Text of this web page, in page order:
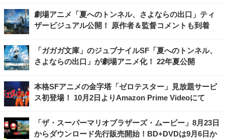
劇場アニメ「夏へのトンネル、さよならの出口」ティ
ザービジュアル公開！ 原作者＆監督コメントも到着
「ガガガ文庫」のジュブナイルSF「夏へのトンネル、
さよならの出口」が劇場アニメ化！ 22年夏公開
本格SFアニメの金字塔「ゼロテスター」見放題サービ
ス初登場！ 10月2日よりAmazon Prime Videoにて
「ザ・スーパーマリオブラザーズ・ムービー」8月23日
からダウンロード先行販売開始！BD+DVDは9月6日か